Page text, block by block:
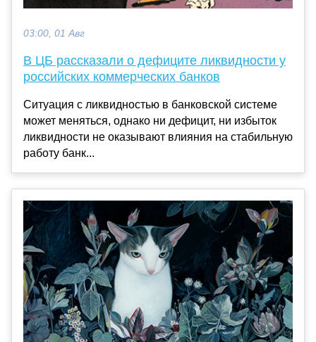
03:00, 01 Авг
В ЦБ рассказали о дефиците ликвидности у
российских коммерческих банков
Ситуация с ликвидностью в банковской системе
может меняться, однако ни дефицит, ни избыток
ликвидности не оказывают влияния на стабильную
работу банк...